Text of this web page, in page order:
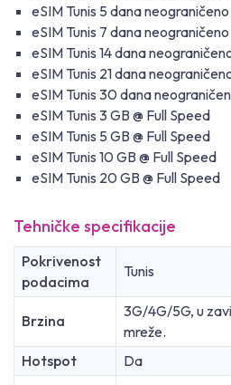
eSIM Tunis 5 dana neograničeno
eSIM Tunis 7 dana neograničeno
eSIM Tunis 14 dana
eSIM Tunis 21 dana
eSIM Tunis 30 dana
eSIM Tunis 3 GB @ Full Speed
eSIM Tunis 5 GB @ Full Speed
eSIM Tunis 10 GB @ Full Speed
eSIM Tunis 20 GB @ Full Speed
Tehničke specifikacije
Pokrivenost
podacima
Tunis
Brzina
3G/4G/5G, u
mreže.
Hotspot
Da